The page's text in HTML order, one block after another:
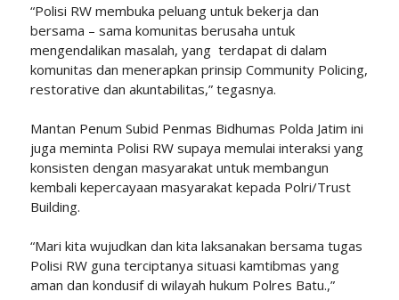
“Polisi RW membuka peluang untuk bekerja dan
bersama – sama komunitas berusaha untuk
mengendalikan masalah, yang terdapat di dalam
komunitas dan menerapkan prinsip Community Policing,
restorative dan akuntabilitas,” tegasnya.
Mantan Penum Subid Penmas Bidhumas Polda Jatim ini
juga meminta Polisi RW supaya memulai interaksi yang
konsisten dengan masyarakat untuk membangun
kembali kepercayaan masyarakat kepada Polri/Trust
Building.
“Mari kita wujudkan dan kita laksanakan bersama tugas
Polisi RW guna terciptanya situasi kamtibmas yang
aman dan kondusif di wilayah hukum Polres Batu.,”